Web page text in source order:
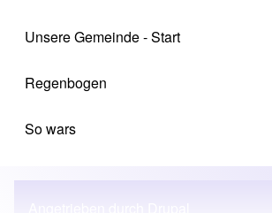
Unsere Gemeinde - Start
Regenbogen
So wars